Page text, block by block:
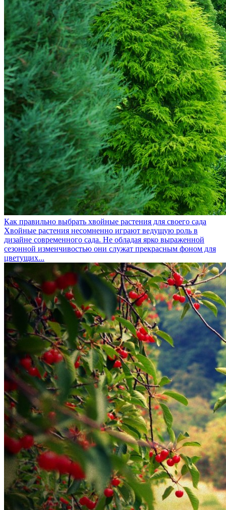
Как правильно выбрать хвойные растения для своего сада
Хвойные растения несомненно играют ведущую роль в
дизайне современного сада. Не обладая ярко выраженной
сезонной изменчивостью они служат прекрасным фоном для
цветущих...